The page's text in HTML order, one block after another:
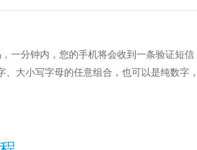
一分钟内，您的手机将会收到一条验证短
大小写字母的任意组合，也可以是纯数字